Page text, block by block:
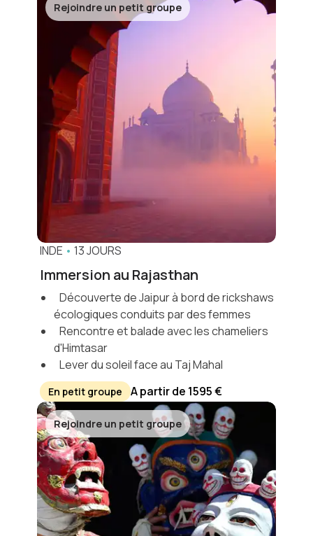
Rejoindre un petit groupe
INDE • 13 JOURS
Immersion au Rajasthan
Découverte de Jaipur à bord de rickshaws
écologiques conduits par des femmes
Rencontre et balade avec les chameliers
d'Himtasar
Lever du soleil face au Taj Mahal
En petit groupe A partir de 1595 €
Rejoindre un petit groupe